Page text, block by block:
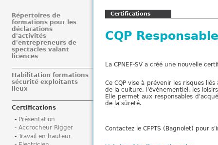
s
e
i
c
i
Certifications
CQP
La CPNEF-SV a créé une nouvelle
Ce CQP vise à prévenir les risques
de la culture, l'événementiel, les
Elle permet aux responsables
de la sûreté.
Contactez le CFPTS (Bagnolet) pour
Répertoires de
formations pour les
déclarations
d'activités
d'entrepreneurs de
spectacles valant
licences
Habilitation formations
sécurité exploitants
lieux
Certifications
Présentation
Accrocheur Rigger
Travail en hauteur